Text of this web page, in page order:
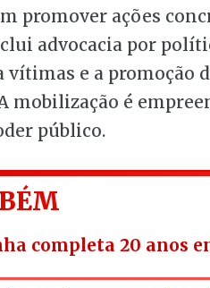
promover ações
advocacia por
vítimas e a promoção
mobilização é
público.
completa 20 anos